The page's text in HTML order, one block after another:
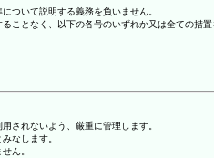
ついて説明する義務を負いません。
ことなく、以下の各号のいずれか又は全ての措置
されないよう、厳重に管理します。
なします。
ん。